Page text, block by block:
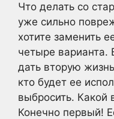
Что делать со
уже сильно
хотите заменить
четыре варианта.
дать вторую
кто будет ее
выбросить. Какой
Конечно первый!